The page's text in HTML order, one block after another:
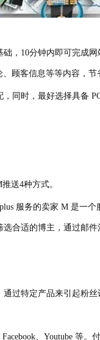
，10分钟内即可完成
顾客信息等等内容，节
，同时，最好选择具备
送4种方式。
服务的卖家 M 是一
合适的博主，通过邮
通过特定产品来引起粉
Facebook、Youtube 等。